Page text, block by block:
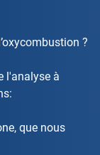
?
l'analyse à
que nous